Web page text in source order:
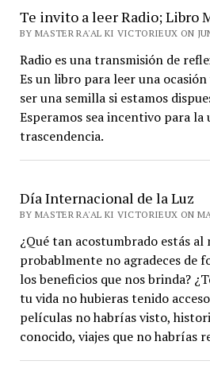
Te invito a leer Radio; Libro
BY MASTER RA'AL KI VICTORIEUX ON
Radio es una transmisión de
Es un libro para leer una
ser una semilla si estamos
Esperamos sea incentivo para la
trascendencia.
Día Internacional de la Luz
BY MASTER RA'AL KI VICTORIEUX ON
¿Qué tan acostumbrado estás
probablmente no agradeces de
los beneficios que nos brinda?
tu vida no hubieras tenido
películas no habrías visto,
conocido, viajes que no habrías